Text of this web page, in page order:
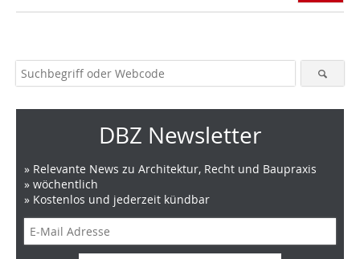
DBZ Newsletter
» Relevante News zu Architektur, Recht und Baupraxis
» wöchentlich
» Kostenlos und jederzeit kündbar